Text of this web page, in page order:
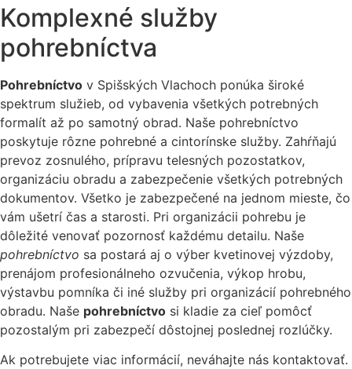
Komplexné služby
pohrebníctva
Pohrebníctvo v Spišských Vlachoch ponúka široké
spektrum služieb, od vybavenia všetkých potrebných
formalít až po samotný obrad. Naše pohrebníctvo
poskytuje rôzne pohrebné a cintorínske služby. Zahŕňajú
prevoz zosnulého, prípravu telesných pozostatkov,
organizáciu obradu a zabezpečenie všetkých potrebných
dokumentov. Všetko je zabezpečené na jednom mieste, čo
vám ušetrí čas a starosti. Pri organizácii pohrebu je
dôležité venovať pozornosť každému detailu. Naše
pohrebníctvo sa postará aj o výber kvetinovej výzdoby,
prenájom profesionálneho ozvučenia, výkop hrobu,
výstavbu pomníka či iné služby pri organizácií pohrebného
obradu. Naše pohrebníctvo si kladie za cieľ pomôcť
pozostalým pri zabezpečí dôstojnej poslednej rozlúčky.
Ak potrebujete viac informácií, neváhajte nás kontaktovať.